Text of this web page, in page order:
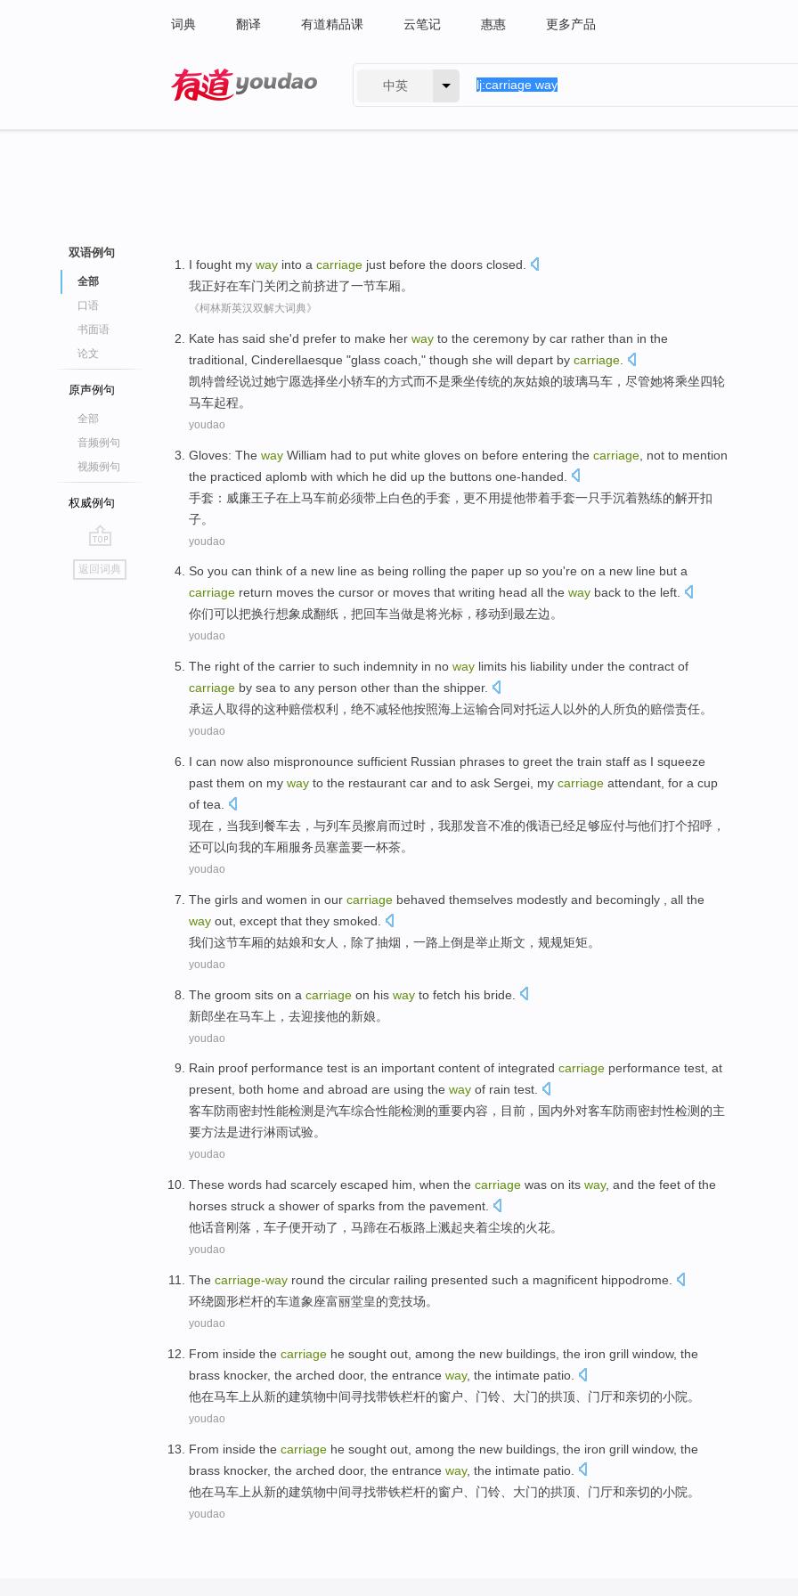
词典 翻译 有道精品课 云笔记 惠惠 更多产品
中英
双语例句
全部
口语
书面语
论文
原声例句
全部
音频例句
视频例句
权威例句
go
top
返回词典
I fought my way into a carriage just before the doors closed
我正好在车门关闭之前挤进了一节车厢。
《柯林斯英汉双解大词典》
Kate has said she'd prefer to make her way to the ceremony by car rather than in the
traditional , Cinderellaesque "glass coach ," though she will depart by carriage
凯特曾经说过她宁愿选择坐小轿车的方式而不是乘坐传统的灰姑娘的玻璃马车 ， 尽管她将乘坐四轮
马车起程。
youdao
Gloves: The way William had to put white gloves on before entering the carriage not to mention
the practiced aplomb with which he did up the buttons one-handed
手套 ： 威廉王子在上马车前必须带上白色的手套，更不用提他带着手套一只手沉着熟练的解开扣
子。
youdao
So you can think of a new line as being rolling the paper up so you're on a new line but a
carriage return moves the cursor or moves that writing head all the way back to the left.
你们可以把换行想象成翻纸 ， 把回车当做是将光标 ， 移动到最左边。
youdao
The right of the carrier to such indemnity in no way limits his liability under the contract of
carriage by sea to any person other than the shipper.
承运人取得的这种赔偿权利 ，绝不减轻他按照海上运输合同对托运人以外的 人 所负的赔偿责任。
youdao
I can now also mispronounce sufficient Russian phrases to greet the train staff as I squeeze
past them on my way to the restaurant car and to ask Sergei , my carriage attendant for a cup
of tea
现在 ，当我到餐车去， 与列车员擦肩而过时，我那发音不准的俄语已经足够应付与他们打个招呼 ，
还可以向我的车厢服务员塞盖要一杯茶。
youdao
The girls and women in our carriage behaved themselves modestly and becomingly , all the
way out, except that they smoked
我们这节车厢的姑娘和女人 ， 除了抽烟，一路上倒是举止斯文， 规规矩矩。
youdao
The groom sits on a carriage on his way to fetch his bride
新郎坐在马车 上 ， 去迎接他的新娘。
youdao
Rain proof performance test is an important content of integrated carriage performance test, at
present, both home and abroad are using the way of rain test.
客车防雨密封性能检测是汽车综合性能检测 的重要内容 ， 目前 ， 国内外对客车防雨密封性检测的主
要方法是进行淋雨试验。
youdao
These words had scarcely escaped him, when the carriage was on its way, and the feet of the
horses struck a shower of sparks from the pavement
他话音刚落， 车子便开动了， 马蹄在石板路上溅起夹着尘埃的火花。
youdao
The carriage-way round the circular railing presented such a magnificent hippodrome
环绕圆形栏杆的车道象座富丽堂皇的竞技场。
youdao
From inside the carriage he sought out among the new buildings , the iron grill window, the
brass knocker, the arched door, the entrance way, the intimate patio
他在马车 上 从新的建筑物中间寻找带铁栏杆的窗户 、门铃、 大门的拱顶 门厅和亲切的小院。
youdao
From inside the carriage he sought out among the new buildings , the iron grill window, the
brass knocker, the arched door, the entrance way, the intimate patio
他在马车 上 从新的建筑物中间寻找带铁栏杆的窗户 、门铃、 大门的拱顶 门厅和亲切的小院。
youdao